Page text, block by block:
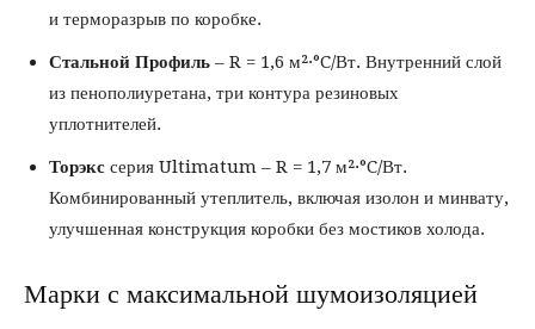
и терморазрыв по коробке.
Стальной Профиль – R = 1,6 м²·°C/Вт. Внутренний слой
из пенополиуретана, три контура резиновых
уплотнителей.
Торэкс серия Ultimatum – R = 1,7 м²·°C/Вт.
Комбинированный утеплитель, включая изолон и минвату,
улучшенная конструкция коробки без мостиков холода.
Марки с максимальной шумоизоляцией